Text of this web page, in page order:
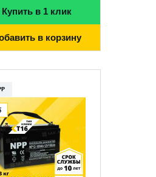
Купить в 1 клик
в корзину